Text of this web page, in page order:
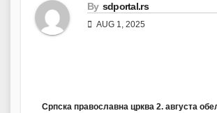
By sdportal.rs
AUG 1, 2025
Српска православна црква 2. августа